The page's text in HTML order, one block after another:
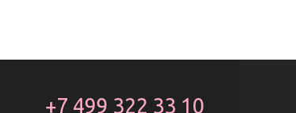
+7 499 322 33 10